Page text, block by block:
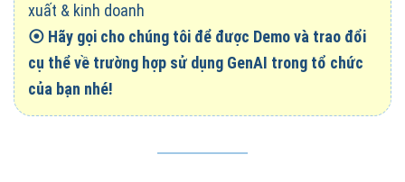
xuất & kinh doanh
⦿ Hãy gọi cho chúng tôi để được Demo và trao đổi
cụ thể về trường hợp sử dụng GenAI trong tổ chức
của bạn nhé!